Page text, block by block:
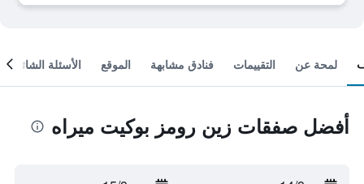
لمحة عن التقييمات فنادق مشابهة الموقع الأسئلة الشائعة
أفضل صفقات زين رومز بوكيت ميراه